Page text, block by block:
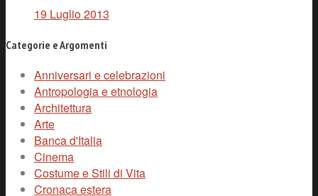
19 Luglio 2013
Categorie e Argomenti
Anniversari e celebrazioni
Antropologia e etnologia
Architettura
Arte
Banca d'Italia
Cinema
Costume e Stili di Vita
Cronaca estera